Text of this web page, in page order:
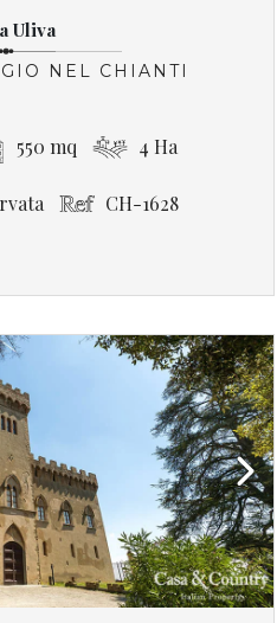
Uliva
NEL CHIANTI
550 mq 4 Ha
CH-1628
Next